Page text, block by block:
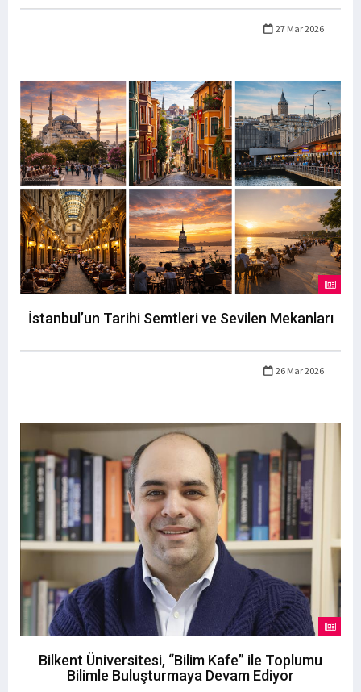
27 Mar 2026
İstanbul’un Tarihi Semtleri ve Sevilen Mekanları
26 Mar 2026
Bilkent Üniversitesi, “Bilim Kafe” ile Toplumu
Bilimle Buluşturmaya Devam Ediyor